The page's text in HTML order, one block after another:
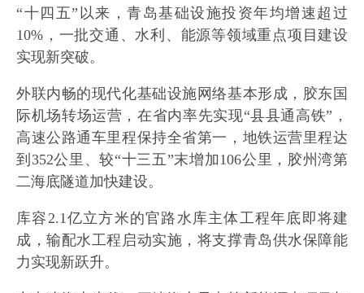
“十四五”以来，青岛基础设施投资年均增速超过
10%，一批交通、水利、能源等领域重点项目建设
实现新突破。
外联内畅的现代化基础设施网络基本形成，胶东国
际机场转场运营，在省内率先实现“县县通高铁”，
高速公路通车里程保持全省第一，地铁运营里程达
到352公里、较“十三五”末增加106公里，胶州湾第
二海底隧道加快建设。
库容2.1亿立方米的官路水库主体工程年底即将建
成，输配水工程启动实施，将支撑青岛供水保障能
力实现新跃升。